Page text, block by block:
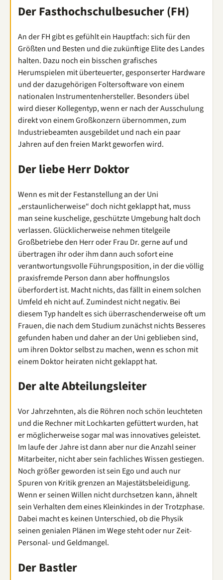
Der Fasthochschulbesucher (FH)
An der FH gibt es gefühlt ein Hauptfach: sich für den
Größten und Besten und die zukünftige Elite des Landes
halten. Dazu noch ein bisschen grafisches
Herumspielen mit überteuerter, gesponserter Hardware
und der dazugehörigen Foltersoftware von einem
nationalen Instrumentenhersteller. Besonders übel
wird dieser Kollegentyp, wenn er nach der Ausschulung
direkt von einem Großkonzern übernommen, zum
Industriebeamten ausgebildet und nach ein paar
Jahren auf den freien Markt geworfen wird.
Der liebe Herr Doktor
Wenn es mit der Festanstellung an der Uni
„erstaunlicherweise“ doch nicht geklappt hat, muss
man seine kuschelige, geschützte Umgebung halt doch
verlassen. Glücklicherweise nehmen titelgeile
Großbetriebe den Herr oder Frau Dr. gerne auf und
übertragen ihr oder ihm dann auch sofort eine
verantwortungsvolle Führungsposition, in der die völlig
praxisfremde Person dann aber hoffnungslos
überfordert ist. Macht nichts, das fällt in einem solchen
Umfeld eh nicht auf. Zumindest nicht negativ. Bei
diesem Typ handelt es sich überraschenderweise oft um
Frauen, die nach dem Studium zunächst nichts Besseres
gefunden haben und daher an der Uni geblieben sind,
um ihren Doktor selbst zu machen, wenn es schon mit
einem Doktor heiraten nicht geklappt hat.
Der alte Abteilungsleiter
Vor Jahrzehnten, als die Röhren noch schön leuchteten
und die Rechner mit Lochkarten gefüttert wurden, hat
er möglicherweise sogar mal was innovatives geleistet.
Im laufe der Jahre ist dann aber nur die Anzahl seiner
Mitarbeiter, nicht aber sein fachliches Wissen gestiegen.
Noch größer geworden ist sein Ego und auch nur
Spuren von Kritik grenzen an Majestätsbeleidigung.
Wenn er seinen Willen nicht durchsetzen kann, ähnelt
sein Verhalten dem eines Kleinkindes in der Trotzphase.
Dabei macht es keinen Unterschied, ob die Physik
seinen genialen Plänen im Wege steht oder nur Zeit-
Personal- und Geldmangel.
Der Bastler